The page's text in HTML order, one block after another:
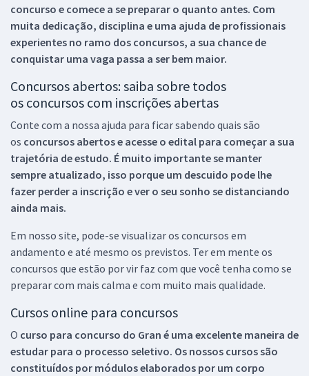
concurso e comece a se preparar o quanto antes. Com
muita dedicação, disciplina e uma ajuda de profissionais
experientes no ramo dos concursos, a sua chance de
conquistar uma vaga passa a ser bem maior.
Concursos abertos: saiba sobre todos
os concursos com inscrições abertas
Conte com a nossa ajuda para ficar sabendo quais são
os concursos abertos e acesse o edital para começar a sua
trajetória de estudo. É muito importante se manter
sempre atualizado, isso porque um descuido pode lhe
fazer perder a inscrição e ver o seu sonho se distanciando
ainda mais.
Em nosso site, pode-se visualizar os concursos em
andamento e até mesmo os previstos. Ter em mente os
concursos que estão por vir faz com que você tenha como se
preparar com mais calma e com muito mais qualidade.
Cursos online para concursos
O curso para concurso do Gran é uma excelente maneira de
estudar para o processo seletivo. Os nossos cursos são
constituídos por módulos elaborados por um corpo